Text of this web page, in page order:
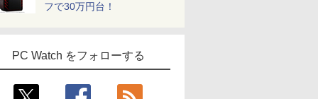
フで30万円台！
PC Watch をフォローする